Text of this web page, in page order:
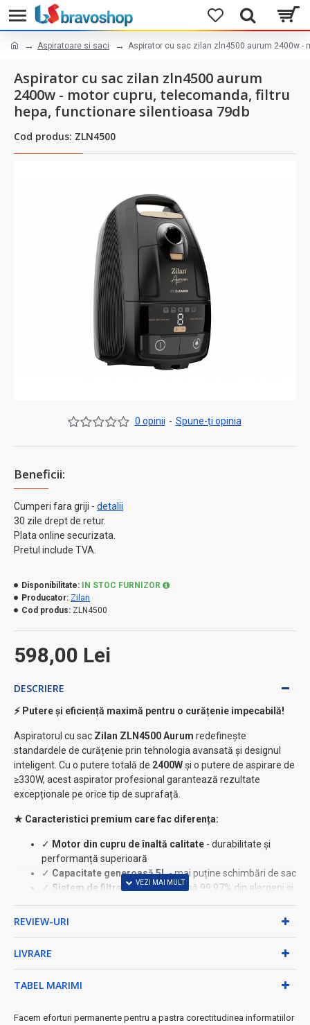
Aspiratoare si saci Aspirator cu sac zilan zln4500 aurum 2400w -
Aspirator cu sac zilan zln4500 aurum
2400w - motor cupru, telecomanda, filtru
hepa, functionare silentioasa 79db
Cod produs: ZLN4500
Beneficii:
Cumperi fara griji - detalii
30 zile drept de retur.
Plata online securizata.
Pretul include TVA.
0 opinii - Spune-ţi opinia
598,00 Lei
Disponibilitate:
IN STOC FURNIZOR
Producator: Zilan
Cod produs: ZLN4500
DESCRIERE
⚡ Putere și eficiență maximă pentru o curățenie impecabilă!
Aspiratorul cu sac Zilan ZLN4500 Aurum redefinește
standardele de curățenie prin tehnologia avansată și designul
inteligent. Cu o putere totală de 2400Wși o putere de aspirare de
≥330W, acest aspirator profesional garantează rezultate
excepționale pe orice tip de suprafață.
★ Caracteristici premium care fac diferența:
✓ Motor din cupru de înaltă calitate - durabilitate și
performanță superioară
✓ Capacitate generoasă 5L- mai puține schimbări de sac
✓ Sistem de filtrare HEPA- elimină 99,97% din alergeni și
✓ Telecomandă integrată în mâner
funcționării
garantat
• Mobilitate și flexibilitate excepționale:
REVIEW-URI
LIVRARE
TABEL MARIMI
Facem eforturi permanente pentru a pastra corectitudinea informatiilor